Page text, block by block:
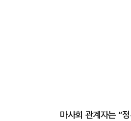
마사회 관계자는 “